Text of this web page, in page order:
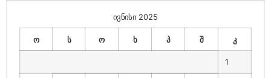
ივნისი 2025
ო ს ო ხ პ შ კ
1